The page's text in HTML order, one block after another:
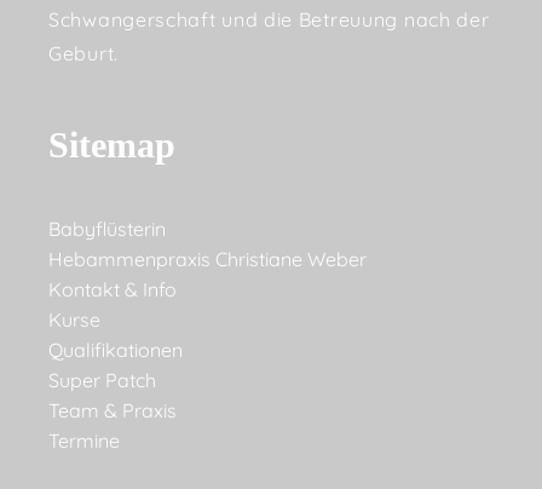
Schwangerschaft und die Betreuung nach der
Geburt.
Sitemap
Babyflüsterin
Hebammenpraxis Christiane Weber
Kontakt & Info
Kurse
Qualifikationen
Super Patch
Team & Praxis
Termine